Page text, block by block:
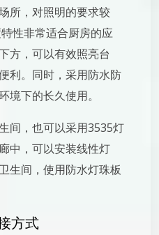
所，对照明的要求较
性非常适合厨房的应
方，可以有效照亮台
利。同时，采用防水防
境下的长久使用。
间，也可以采用3535灯
中，可以安装线性灯
生间，使用防水灯珠板
方式